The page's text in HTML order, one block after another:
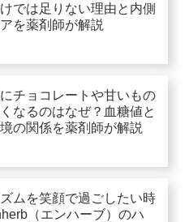
では足りない理由と内側
を薬剤師が解説
チョコレートや甘いもの
なるのはなぜ？血糖値と
の関係を薬剤師が解説
ムを笑顔で過ごしたい時
（エンハーブ）のハ